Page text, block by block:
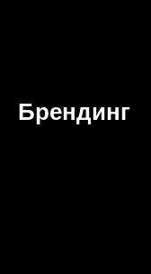
Брендинг